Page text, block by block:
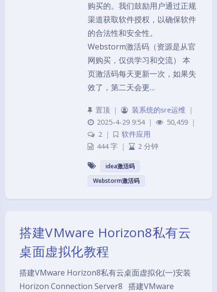
购买的。我们鼓励用户通过正规
渠道获取软件授权，以确保软件
的合法性和安全性。
Webstorm激活码（资源是从官
网购买，仅供学习和交流） 本
页激活码每天更新一次，如果失
效了，第二天会更…
置顶 | 装系统的sre运维
|
2025-4-29 9:54 | 50,459 |
2 |
软件应用
444 字 | 2 分钟
idea激活码
Webstorm激活码
搭建VMware Horizon8私有云
桌面虚拟化教程
搭建VMware Horizon8私有云桌面虚拟化(一)安装
Horizon Connection Server8 搭建VMware